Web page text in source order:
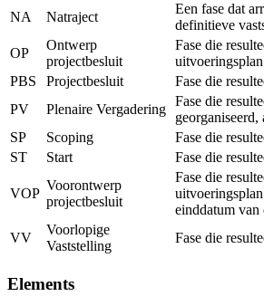
NA
Natraject
Een fase dat
definitieve
OP
Ontwerp
projectbesluit
Fase die
PBS
Projectbesluit
Fase die
PV
Plenaire Vergadering
Fase die
georganiseerd,
SP
Scoping
Fase die
ST
Start Fase die
VOP
Voorontwerp
projectbesluit
Fase die
einddatum van
VV
Voorlopige
Vaststelling
Fase die
Elements